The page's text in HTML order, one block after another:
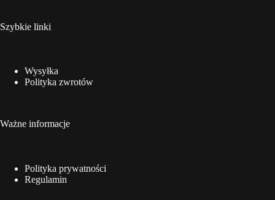
Szybkie linki
Wysyłka
Polityka zwrotów
Ważne informacje
Polityka prywatności
Regulamin